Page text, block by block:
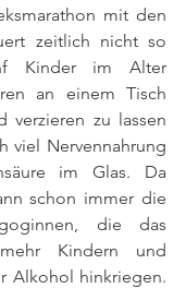
mit den
zeitlich nicht so
Kinder im Alter
an einem Tisch
verzieren zu lassen
viel Nervennahrung
im Glas. Da
schon immer die
die das
Kindern und
Alkohol hinkriegen.